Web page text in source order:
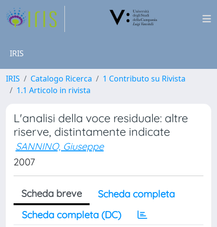
IRIS
IRIS Catalogo Ricerca
1 Contributo su Rivista
1.1 Articolo in rivista
L'analisi della voce residuale: altre
riserve, distintamente indicate
SANNINO, Giuseppe
2007
Scheda breve
Scheda completa
Scheda completa (DC)